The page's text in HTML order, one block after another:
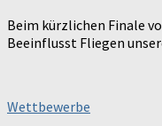
Beim kürzlichen Finale
Beeinflusst Fliegen
Wettbewerbe